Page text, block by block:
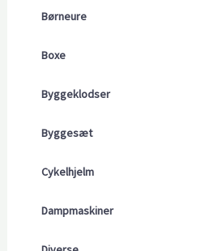
Børneure
Boxe
Byggeklodser
Byggesæt
Cykelhjelm
Dampmaskiner